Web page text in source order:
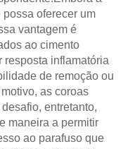
oferecer um
vantagem é
ao cimento
resposta inflamatória
de remoção ou
as coroas
entretanto,
maneira a permitir
ao parafuso que